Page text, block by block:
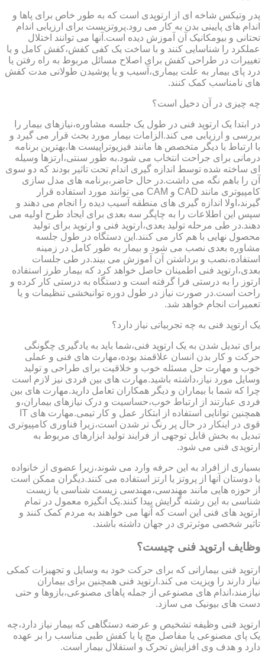
پدر وتیکس شاخه ای از ارتوپدی است که به طور خاص برای پاها و
اندام های پایینی بدن به کار می رود.پروتزیست برای ارزیابی اندام
تحتانی و بیومکانیک آن آموزش دیده است.آنها می توانند اختلال
عملکرد را شناسایی کنند و با ساخت یک کفی کفش،کفش کامل و یا
تغییرات در طراحی کفش برای اصلاح مسائل مربوط به راه رفتن یا
درد پای بیمار به علت بیماری،آسیب و یا پوشیدن طولانی مدت کفش
های نامناسب کمک کنند.
چه چیزی در آن دخیل است؟
در ابتدا یک ارتوپد فنی در طول یک جلسه مشاوره،نیازهای بیمار را
بررسی و ارزیابی می کند.الزامات بیمار مورد بحث قرار می گیرد و
با ارتباط با دیگر متخصص ها مانند فیزیوتراپیست ها،بهترین برنامه
درمانی برای جراحت انتخاب می شود.به طور سنتی،ارتزها وسیله
ای ساخته شده توسط اندازه گیری اندام تحت تاثیر بودند که دو سوی
آن را باهم نگه می داشت.در حال حاضر،برنامه های مدل سازی
کامپیوتری مانند CAD و CAM می توانند مورد استفاده قرار
گیرند،اولا اندازه گیری های منطقه آسیب دیده را انجام می دهند و
سپس این اطلاعات را به چاپگر سه بعدی برای ایجاد طرح اولیه می
دهند.در طی مرحله تولید بعدی،ارتوپد فنی و ارتوپد برای تولید
محصول نهایی با هم کار می کنند.این دستگاه در طول جلسه
مشاوره بعدی نصب می شود و بیمار به طور کامل در زمینه
استفاده،نصب و برداشتن آن آموزش می بیند.در طی جلسات
بعدی،ارتوپد فنی اطمینان حاصل خواهد کرد که بیمار طرز استفاده
ارتوز را به درستی فرا گرفته است و دستگاه به درستی کار کرده و
راحت است.در صورت نیاز در طول دوره توانبخشی تنظیمات و یا
تعمیرات انجام خواهد شد.
یک ارتوپد فنی به چه تجربیاتی نیاز دارد؟
برای تبدیل شدن به یک ارتوپد فنی،شما باید به یادگیری چگونگی
حرکت و کار بدن انسان علاقمند بوده،مهارت های فنی و عملی
خوب و مهارت حل مسئله خوب و خلاقیت برای طراحی و تولید
وسایل مورد نیاز،داشته باشید.مهارت های بین فردی نیز لازم است
چرا که شما با بیماران و دیگر همکاران تعامل دارید.مهارت های بین
فردی عبارتند از ارتباط خوب،حساسیت و درک نیازهای بیماران،و
همچنین توانایی استفاده از ابتکار عمل و کار تیمی.مهارت های IT
قوی در اینکار در حال پر رنگ تر شدن است،زیرا فناوری کامپیوتری
تبدیل به بخش قابل توجهی از فرایند تولید ابزارهای مربوط به
ارتوپدی فنی می شود.
بسیاری از افراد به این حرفه وارد می شوند،زیرا عضوی از خانواده
یا دوستان آنها از پروتز یا ارتز استفاده می کنند.دیگران ممکن است
از حوزه هایی مانند مهندسی،مهندسی زیست شناسی یا زیست
شناسی به این رشته گرایش پیدا کنند.یک انگیزه معمول در تمام
ارتوپد های فنی این است که آنها می خواهند به مردم کمک کنند و
تاثیر شخصی موثرتری در جهان داشته باشند.
وظایف ارتوپد فنی چیست؟
ارتوپد فنی بیمارانی که برای حرکت خود به وسایل و تجهیزات کمکی
نیاز دارند را ویزیت می کند.ارتوپد فنی همچنین برای بیماران
نیازمند،اندام های مصنوعی از جمله پاهای مصنوعی،بازوها و حتی
دست های بیونیک می سازد.
ارتوپد فنی وظیفه تشخیص و عرضه دستگاهی که بیمار نیاز دارد،چه
یک پای مصنوعی یا مفاصل مچ پا یا کفش طبی مناسب را بر عهده
دارد و هدف وی افزایش تحرک و استقلال بیمار است.